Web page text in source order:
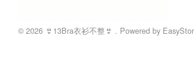
© 2026 👙13Bra衣衫不整👙 . Powered by